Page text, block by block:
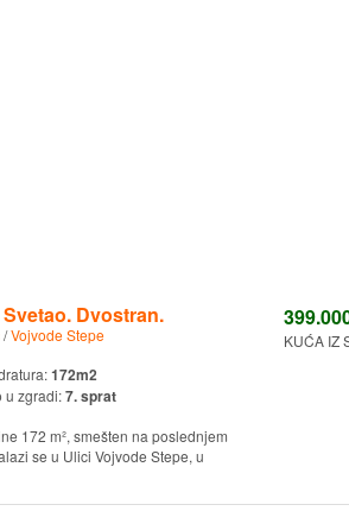
Dvostran.
/Vojvode Stepe
172m2
u zgradi:7. sprat
172 m², smešten na poslednjem
se u Ulici Vojvode Stepe, u
KUĆA IZ